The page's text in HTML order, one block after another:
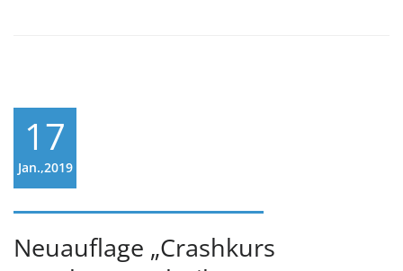
17
Jan.,2019
Neuauflage „Crashkurs